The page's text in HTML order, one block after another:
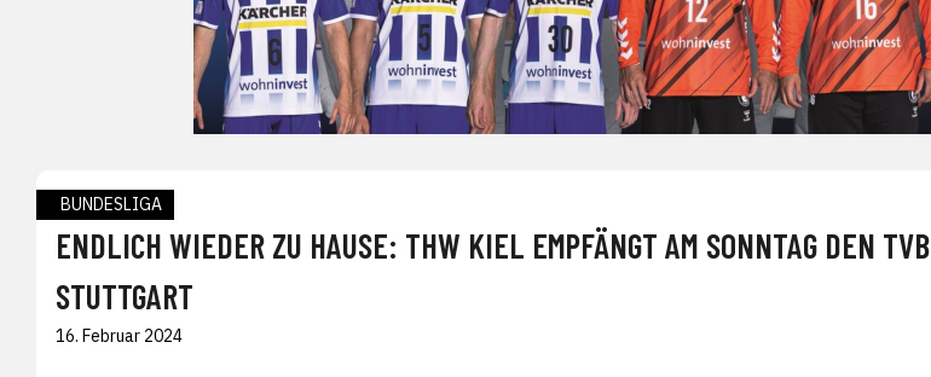
BUNDESLIGA
ENDLICH WIEDER ZU HAUSE: THW KIEL EMPFÄNGT AM SONNTAG DEN TVB
STUTTGART
16. Februar 2024